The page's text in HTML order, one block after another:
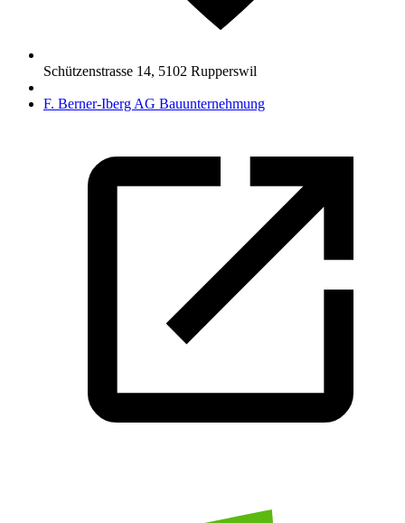
Schützenstrasse 14, 5102 Rupperswil
F. Berner-Iberg AG Bauunternehmung